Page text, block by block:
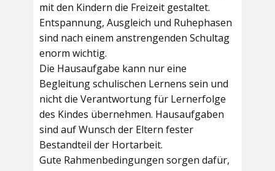
mit den Kindern die Freizeit gestaltet.
Entspannung, Ausgleich und Ruhephasen
sind nach einem anstrengenden Schultag
enorm wichtig.
Die Hausaufgabe kann nur eine
Begleitung schulischen Lernens sein und
nicht die Verantwortung für Lernerfolge
des Kindes übernehmen. Hausaufgaben
sind auf Wunsch der Eltern fester
Bestandteil der Hortarbeit.
Gute Rahmenbedingungen sorgen dafür,